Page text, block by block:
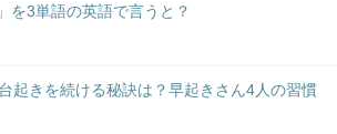
を3単語の英語で言うと？
起きを続ける秘訣は？早起きさん4人の習慣